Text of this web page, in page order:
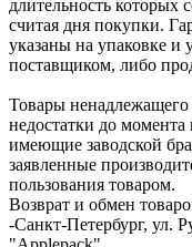
длительность которых
считая дня покупки.
указаны на упаковке и
поставщиком, либо
Товары
недостатки до
имеющие заводской
заявленные
пользования товаром.
Возврат и обмен
-Санкт-Петербург, ул.